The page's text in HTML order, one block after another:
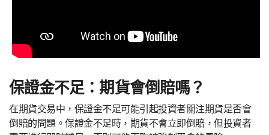
保證金不足：期貨會倒賠嗎？
在期貨交易中，保證金不足可能引起投資者關注期貨是否會
倒賠的問題。保證金不足時，期貨不會立即倒賠，但投資者